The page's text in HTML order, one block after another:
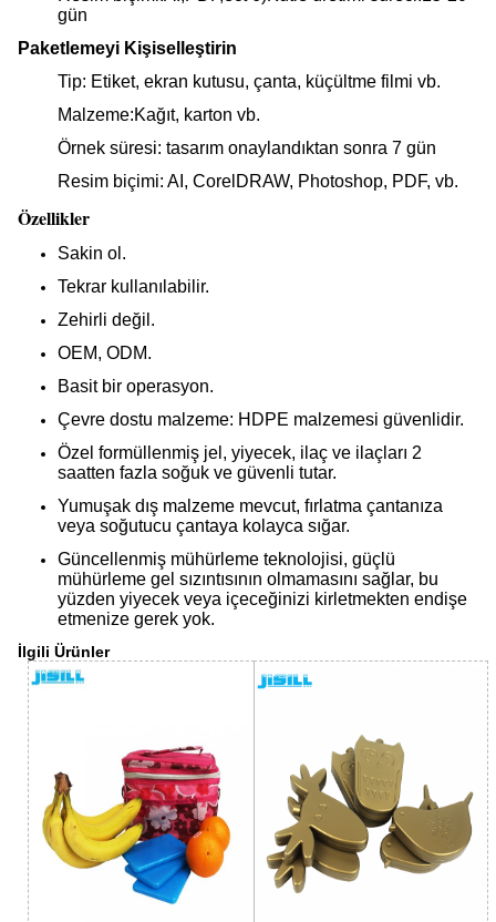
gün
Paketlemeyi Kişiselleştirin
Tip: Etiket, ekran kutusu, çanta, küçültme filmi vb.
Malzeme:Kağıt, karton vb.
Örnek süresi: tasarım onaylandıktan sonra 7 gün
Resim biçimi: AI, CorelDRAW, Photoshop, PDF, vb.
Özellikler
Sakin ol.
Tekrar kullanılabilir.
Zehirli değil.
OEM, ODM.
Basit bir operasyon.
Çevre dostu malzeme: HDPE malzemesi güvenlidir.
Özel formüllenmiş jel, yiyecek, ilaç ve ilaçları 2
saatten fazla soğuk ve güvenli tutar.
Yumuşak dış malzeme mevcut, fırlatma çantanıza
veya soğutucu çantaya kolayca sığar.
Güncellenmiş mühürleme teknolojisi, güçlü
mühürleme gel sızıntısının olmamasını sağlar, bu
yüzden yiyecek veya içeceğinizi kirletmekten endişe
etmenize gerek yok.
İlgili Ürünler